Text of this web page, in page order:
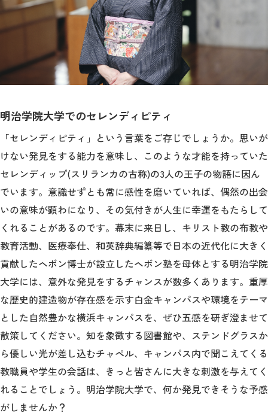
明治学院大学でのセレンディピティ
「セレンディピティ」という言葉をご存じでしょうか。思いが
けない発見をする能力を意味し、このような才能を持っていた
セレンディップ(スリランカの古称)の3人の王子の物語に因ん
でいます。意識せずとも常に感性を磨いていれば、偶然の出会
いの意味が顕わになり、その気付きが人生に幸運をもたらして
くれることがあるのです。幕末に来日し、キリスト教の布教や
教育活動、医療奉仕、和英辞典編纂等で日本の近代化に大きく
貢献したヘボン博士が設立したヘボン塾を母体とする明治学院
大学には、意外な発見をするチャンスが数多くあります。重厚
な歴史的建造物が存在感を示す白金キャンパスや環境をテーマ
とした自然豊かな横浜キャンパスを、ぜひ五感を研ぎ澄ませて
散策してください。知を象徴する図書館や、ステンドグラスか
ら優しい光が差し込むチャペル、キャンパス内で聞こえてくる
教職員や学生の会話は、きっと皆さんに大きな刺激を与えてく
れることでしょう。明治学院大学で、何か発見できそうな予感
がしませんか？